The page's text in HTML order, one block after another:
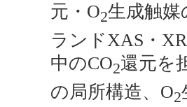
元・O2生成触
ランドXAS・
中のCO2還元を
の局所構造、O2